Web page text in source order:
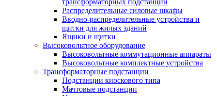
трансформаторных подстанций
Распределительные силовые шкафы
Вводно-распределительные устройства и
щитки для жилых зданий
Ящики и щитки
Высоковольтное оборудование
Высоковольтные коммутационные аппараты
Высоковольтные комплектные устройства
Трансформаторные подстанции
Подстанции киоскового типа
Мачтовые подстанции